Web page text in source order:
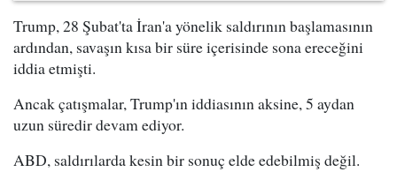
Trump, 28 Şubat'ta İran'a yönelik saldırının başlamasının
ardından, savaşın kısa bir süre içerisinde sona ereceğini
iddia etmişti.
Ancak çatışmalar, Trump'ın iddiasının aksine, 5 aydan
uzun süredir devam ediyor.
ABD, saldırılarda kesin bir sonuç elde edebilmiş değil.